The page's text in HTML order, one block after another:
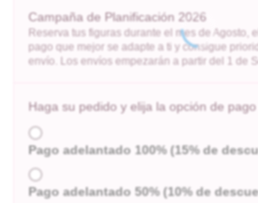
Campaña de Planificación 2026
Reserva tus figuras durante el mes de Agosto,
pago que mejor se adapte a ti y consigue
envío. Los envíos empezarán a partir del 1 de
Haga su pedido y elija la opción de pago
Pago adelantado 100% (15% de
Pago adelantado 50% (10% de